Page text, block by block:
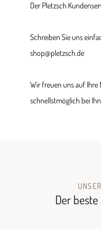
Der Pletzsch
Schreiben Sie uns
shop@pletzsch.de
Wir freuen uns auf
schnellstmöglich bei
Der